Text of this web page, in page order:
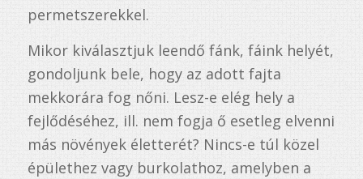
permetszerekkel.
Mikor kiválasztjuk leendő fánk, fáink helyét,
gondoljunk bele, hogy az adott fajta
mekkorára fog nőni. Lesz-e elég hely a
fejlődéséhez, ill. nem fogja ő esetleg elvenni
más növények életterét? Nincs-e túl közel
épülethez vagy burkolathoz, amelyben a